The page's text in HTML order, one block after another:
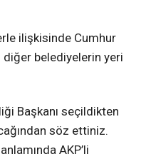
ilişkisinde Cumhur
diğer belediyelerin yeri
Başkanı seçildikten
söz ettiniz.
AKP’li